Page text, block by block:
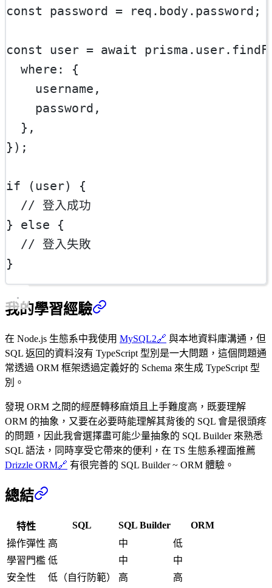
const
password = req.body.password;
const user = await prisma.user.
  where: {
    username,
    password,
  },
});
if (user) {
// 登入成功
} else {
// 登入失敗
}
我的學習經驗
在 Node.js 生態系中我使用 MySQL2🔗 與本地資料庫溝通，但
SQL 返回的資料沒有 TypeScript 型別是一大問題，這個問題通
常透過 ORM 框架透過定義好的 Schema 來生成 TypeScript 型
別。
發現 ORM 之間的經歷轉移麻煩且上手難度高，既要理解
ORM 的抽象，又要在必要時能理解其背後的 SQL 會是很頭疼
的問題，因此我會選擇盡可能少量抽象的 SQL Builder 來熟悉
SQL 語法，同時享受它帶來的便利，在 TS 生態系裡面推薦
Drizzle ORM🔗 有很完善的 SQL Builder ~ ORM 體驗。
總結
特性 SQL SQL Builder
ORM
操作彈性 高 中
低
學習門檻 低 中
中
安全性
低（自行防範） 高
高